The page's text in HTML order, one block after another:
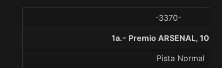
-3370-
1a.- Premio ARSENAL,
Pista Normal